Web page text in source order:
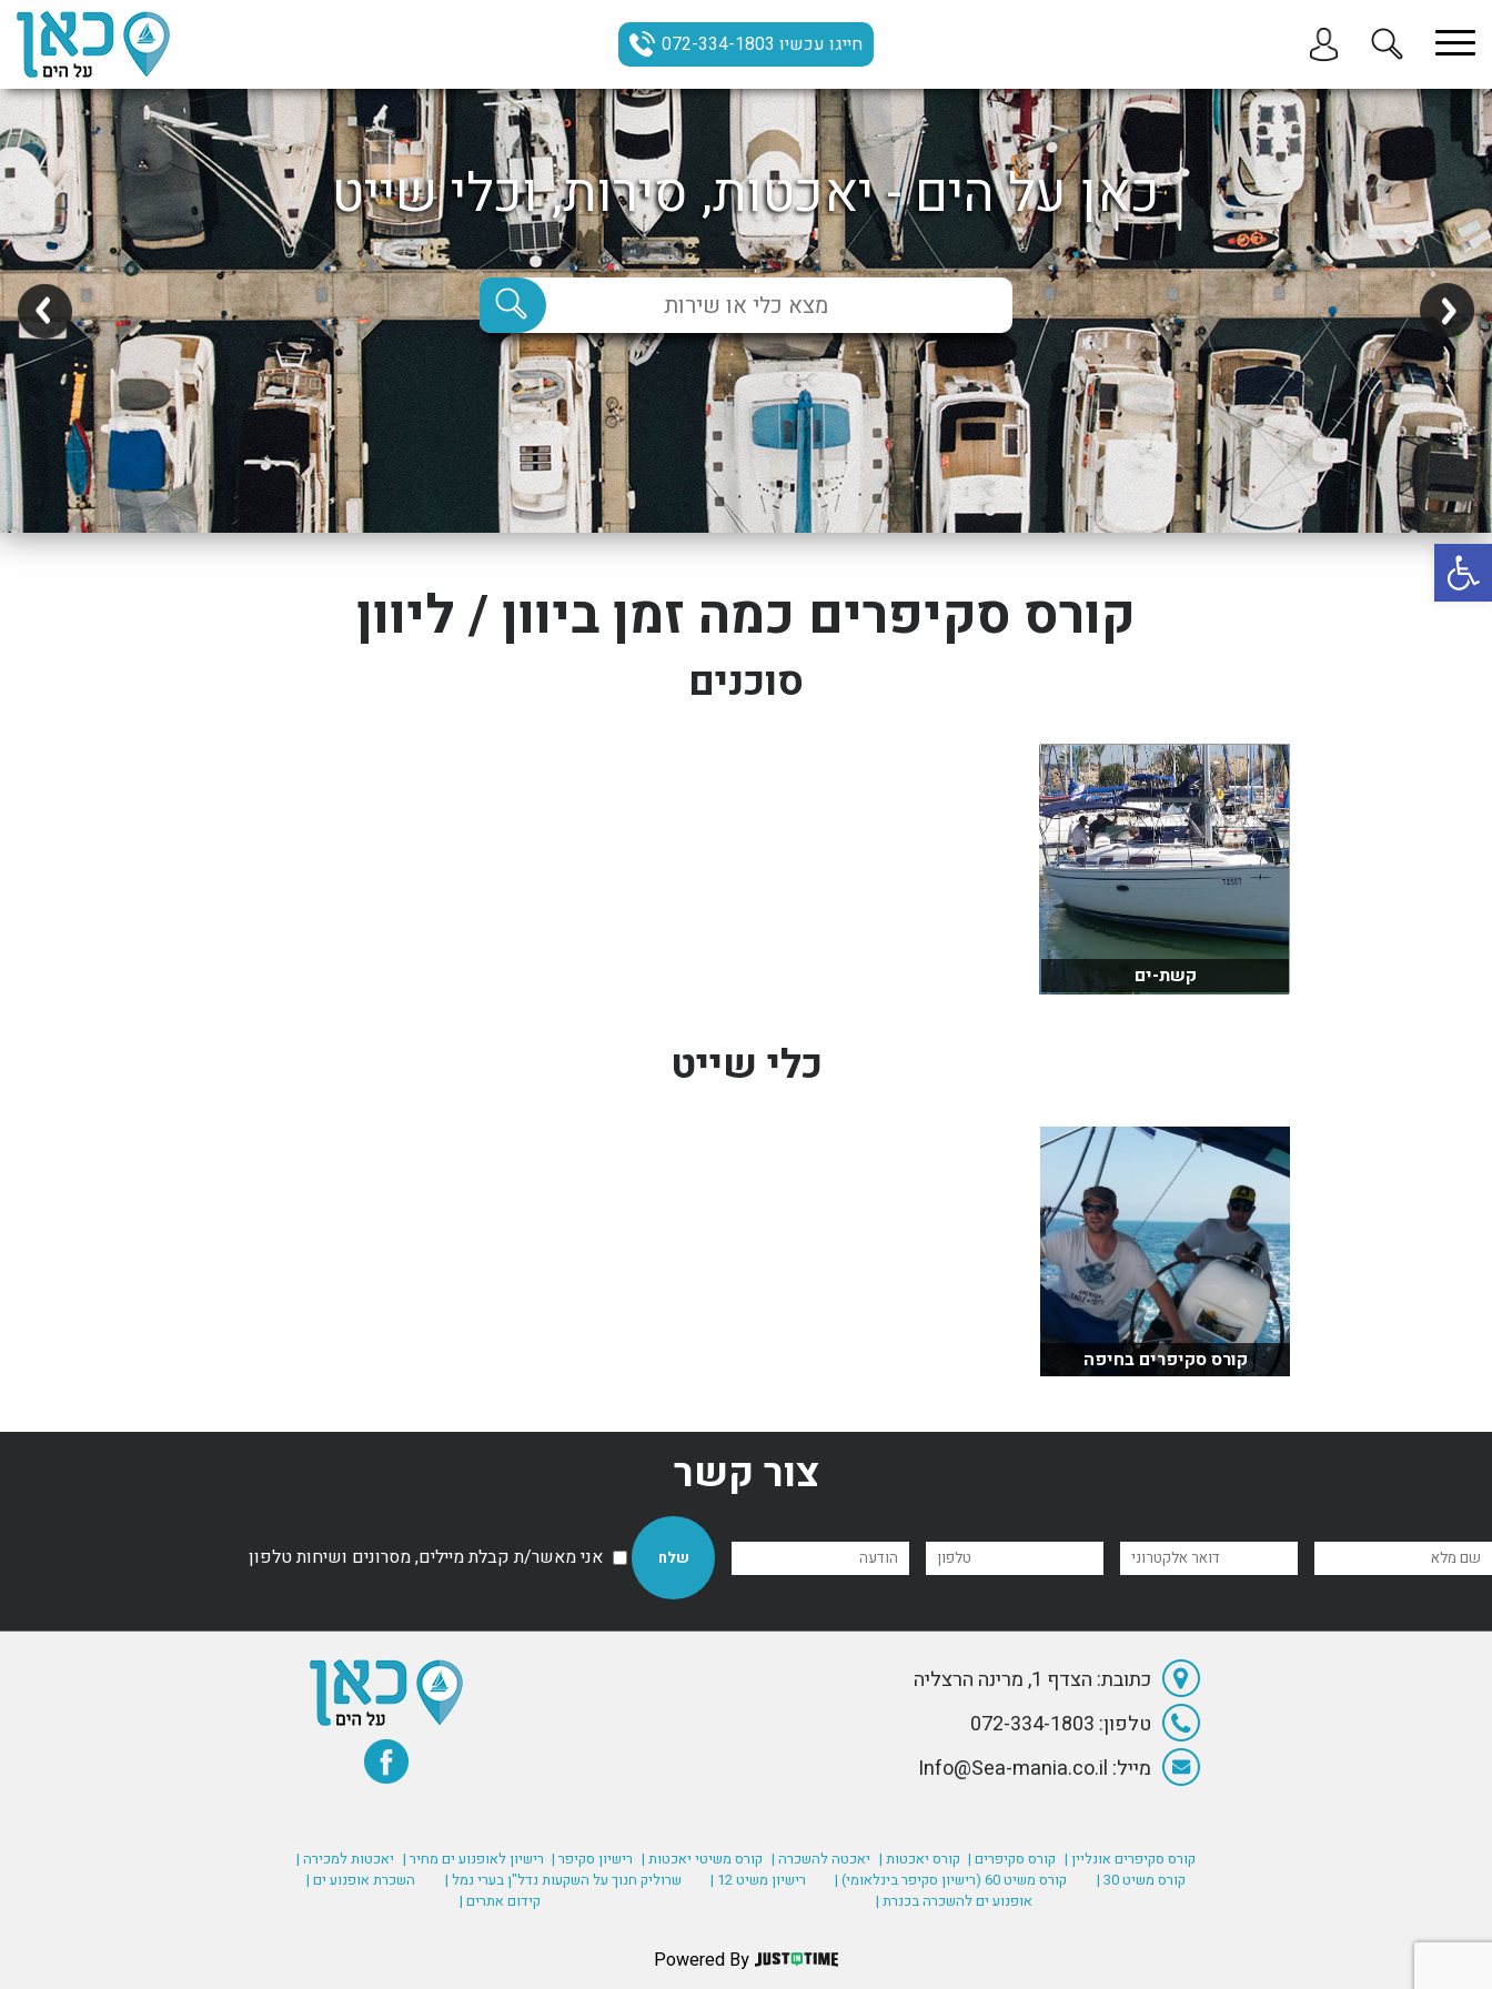
פתח סרגל נגישות
חייגו עכשיו 072-334-1803
בחר תתקטגוריה בחר מיקום
הכל
ביוון / ליוון
בישראל
באילת
במרינה הרצליה
בכנרת
בהרצליה
בתל אביב
באשקלון
באשדוד
בטבריה
ביפו
בטיילת טבריה
בכנרת מחיר / מחירים
בכנרת גינוסר
בכנרת טבריה
בכנרת ילדים
בכנרת לידו
בארץ
לקפריסין
נתניה
מדובאי / לדובאי
בבאר שבע
כאן על הים - יאכטות, סירות, וכלי שייט
קורס סקיפרים כמה זמן ביוון / ליוון
סוכנים
קשת-ים
כלי שייט
קורס סקיפרים בחיפה
צור קשר
אני מאשר/ת קבלת מיילים, מסרונים ושיחות טלפון
כתובת: הצדף 1, מרינה הרצליה
טלפון: 072-334-1803
מייל: Info@Sea-mania.co.il
קורס סקיפרים אונליין | קורס סקיפרים | קורס יאכטות | יאכטה להשכרה | קורס משיטי יאכטות | רישיון סקיפר | רישיון לאופנוע ים מחיר | יאכטות למכירה |
קורס משיט 30 |
קורס משיט 60 (רישיון סקיפר בינלאומי) | רישיון משיט 12 | שרוליק חנוך על השקעות נדל"ן בערי נמל |
השכרת אופנוע ים |
אופנוע ים להשכרה בכנרת |
קידום אתרים |
Powered By